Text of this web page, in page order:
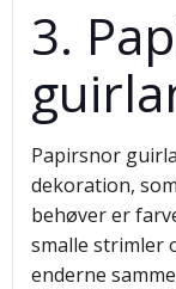
3.
Papirsnor
dekoration,
behøver er
smalle strimler
enderne